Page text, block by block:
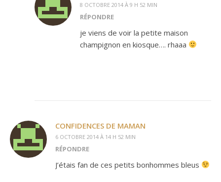
8 OCTOBRE 2014 À 9 H 52 MIN
RÉPONDRE
je viens de voir la petite maison
champignon en kiosque…. rhaaa
CONFIDENCES DE MAMAN
6 OCTOBRE 2014 À 14 H 52 MIN
RÉPONDRE
J’étais fan de ces petits bonhommes bleus